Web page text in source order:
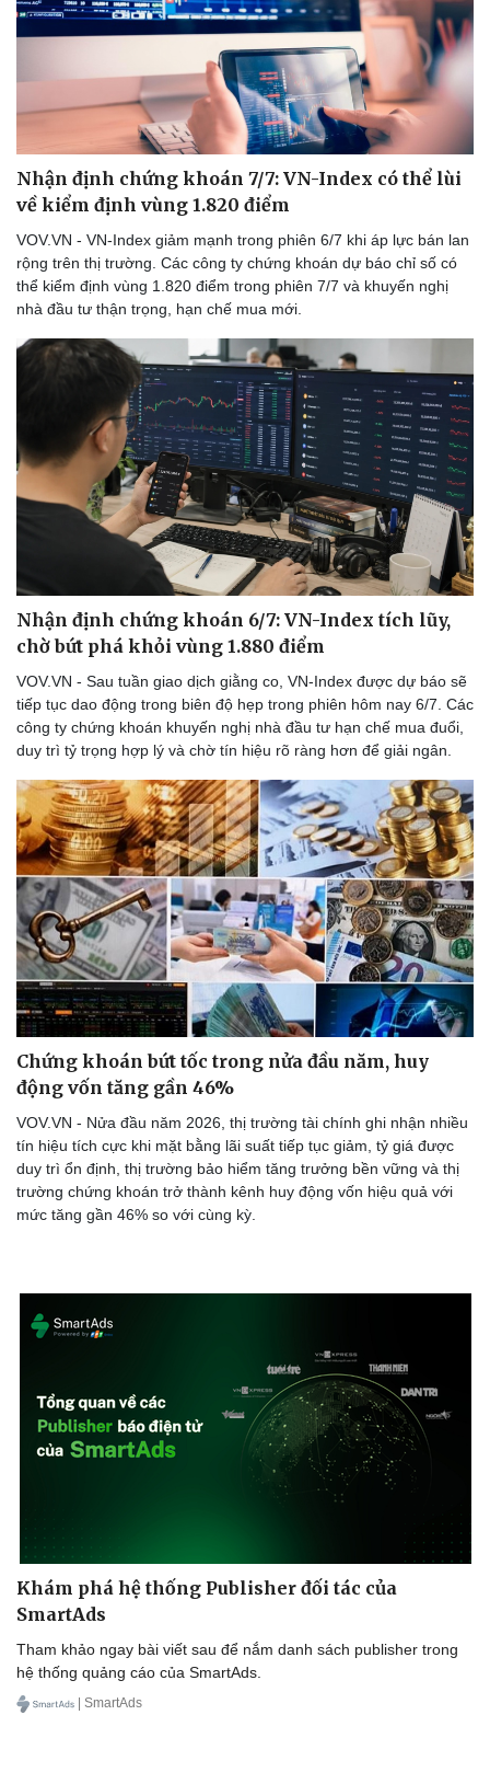
Doanh nghiệp
Thông tin doanh nghiệp
Doanh nghiệp 24h
Doanh nhân
Vì cộng đồng
Công nghệ
Sành điệu
Tin Công nghệ
Trải nghiệm
Chuyển đổi số
Dinh dưỡng - món ngon
Sản phụ khoa
Nhận định chứng khoán 7/7: VN-Index có thể lùi
về kiểm định vùng 1.820 điểm
VOV.VN - VN-Index giảm mạnh trong phiên 6/7 khi áp lực bán lan
rộng trên thị trường. Các công ty chứng khoán dự báo chỉ số có
thể kiểm định vùng 1.820 điểm trong phiên 7/7 và khuyến nghị
nhà đầu tư thận trọng, hạn chế mua mới.
Nhận định chứng khoán 6/7: VN-Index tích lũy,
chờ bứt phá khỏi vùng 1.880 điểm
VOV.VN - Sau tuần giao dịch giằng co, VN-Index được dự báo sẽ
tiếp tục dao động trong biên độ hẹp trong phiên hôm nay 6/7. Các
công ty chứng khoán khuyến nghị nhà đầu tư hạn chế mua đuổi,
duy trì tỷ trọng hợp lý và chờ tín hiệu rõ ràng hơn để giải ngân.
Chứng khoán bứt tốc trong nửa đầu năm, huy
động vốn tăng gần 46%
VOV.VN - Nửa đầu năm 2026, thị trường tài chính ghi nhận nhiều
tín hiệu tích cực khi mặt bằng lãi suất tiếp tục giảm, tỷ giá được
duy trì ổn định, thị trường bảo hiểm tăng trưởng bền vững và thị
trường chứng khoán trở thành kênh huy động vốn hiệu quả với
mức tăng gần 46% so với cùng kỳ.
Khám phá hệ thống Publisher đối tác của
SmartAds
Tham khảo ngay bài viết sau để nắm danh sách publisher trong
hệ thống quảng cáo của SmartAds.
| SmartAds